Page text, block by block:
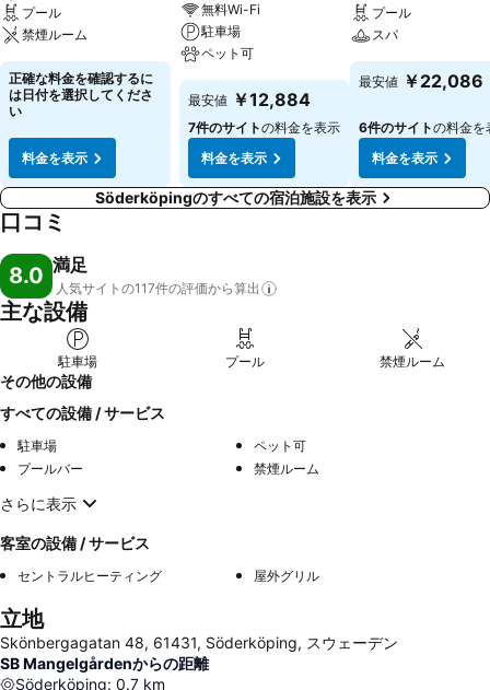
プール
禁煙ルーム
正確な料金を確認するに
は日付を選択してくださ
い
料金を表示
無料Wi-Fi
駐車場
ペット可
最安値 ￥12,884
7件のサイトの料金を表示
料金を表示
プール
スパ
最安値 ￥22,086
6件のサイトの料金を
料金を表示
Söderköpingのすべての宿泊施設を表示
口コミ
8.0 満足
人気サイトの117件の評価から算出
主な設備
駐車場 プール 禁煙ルーム
その他の設備
すべての設備 / サービス
駐車場
ペット可
プールバー
禁煙ルーム
さらに表示
客室の設備 / サービス
セントラルヒーティング 屋外グリル
立地
Skönbergagatan 48, 61431, Söderköping, スウェーデン
SB Mangelgårdenからの距離
Söderköping: 0.7 km